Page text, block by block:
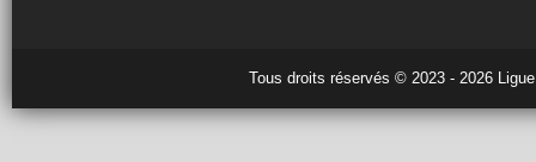
Tous droits réservés © 2023 - 2026